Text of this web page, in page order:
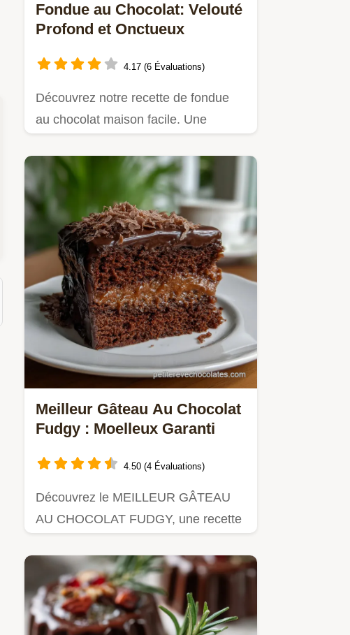
Fondue au Chocolat: Velouté
Profond et Onctueux
4.17 (6 Évaluations)
Découvrez notre recette de fondue
au chocolat maison facile. Une
Meilleur Gâteau Au Chocolat
Fudgy : Moelleux Garanti
4.50 (4 Évaluations)
Découvrez le MEILLEUR GÂTEAU
AU CHOCOLAT FUDGY, une recette